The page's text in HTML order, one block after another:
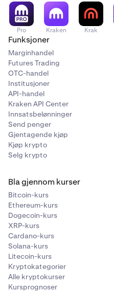
Pro Kraken Krak
Funksjoner
Marginhandel
Futures Trading
OTC-handel
Institusjoner
API-handel
Kraken API Center
Innsatsbelønninger
Send penger
Gjentagende kjøp
Kjøp krypto
Selg krypto
Bla gjennom kurser
Bitcoin-kurs
Ethereum-kurs
Dogecoin-kurs
XRP-kurs
Cardano-kurs
Solana-kurs
Litecoin-kurs
Kryptokategorier
Alle kryptokurser
Kursprognoser